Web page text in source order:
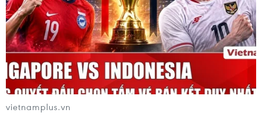
Bộ trưởng Môi trường Đức Svenja Schulze cho biết Đức
cam kết đảm bảo rằng chỉ có chất thải nhựa sạch và
không pha trộn mới được giao dịch tự do.
vietnamplus.vn